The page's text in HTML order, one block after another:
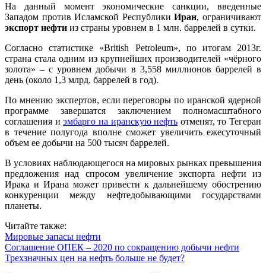
На данный момент экономические санкции, введенные
Западом против Исламской РеспубликиИран, ограничивают
экспорт нефти из страны уровнем в 1 млн. баррелей в сутки.
Согласно статистике «British Petroleum», по итогам 2013г.
страна стала одним из крупнейших производителей «чёрного
золота» – с уровнем добычи в 3,558 миллионов баррелей в
день (около 1,3 млрд. баррелей в год).
По мнению экспертов, если переговоры по иранской ядерной
программе завершатся заключением полномасштабного
соглашения иэмбарго на иранскую нефть отменят, то Тегеран
в течение полугода вполне сможет увеличить ежесуточный
объем ее добычи на 500 тысяч баррелей.
В условиях наблюдающегося на мировых рынках превышения
предложения над спросом увеличение экспорта нефти из
Ирака и Ирана может привести к дальнейшему обострению
конкуренции между нефтедобывающими государствами
планеты.
Читайте также:
Мировые запасы нефти
Соглашение ОПЕК – 2020 по сокращению добычи нефти
Трехзначных цен на нефть больше не будет?